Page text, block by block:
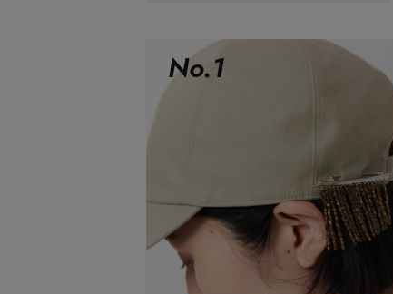
【雨の日】急な雨対策グッズ
【Tシャツ】デイリーに活躍
【レース】上品な透け感
【限定】ここでしか買えないアイテム
【ペプラム】トレンドシルエット
『ELLE』最新号掲載
ブラウス・シャツ
カットソー・Tシャツ
ワンピース・チュニック
すべてのシューズ
サンダル
すべてのバッグ・財布
カゴバッグ
ファッション小物
すべてのファッション小物
アクセサリー
最新トレンドや限定アイテム、セール
情報をいち早くお届けします。
No.1